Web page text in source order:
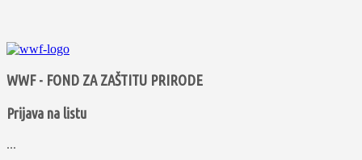
WWF - FOND ZA ZAŠTITU PRIRODE
Prijava na listu
...